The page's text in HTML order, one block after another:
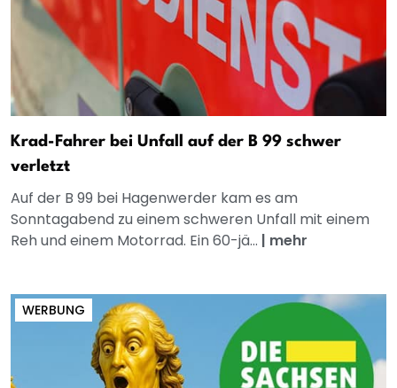
Krad-Fahrer bei Unfall auf der B 99 schwer
verletzt
Auf der B 99 bei Hagenwerder kam es am
Sonntagabend zu einem schweren Unfall mit einem
Reh und einem Motorrad. Ein 60-jä... | mehr
WERBUNG